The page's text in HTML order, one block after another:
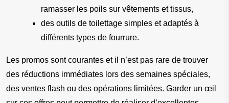
ramasser les poils sur vêtements et tissus,
des outils de toilettage simples et adaptés à
différents types de fourrure.
Les promos sont courantes et il n’est pas rare de trouver
des réductions immédiates lors des semaines spéciales,
des ventes flash ou des opérations limitées. Garder un œil